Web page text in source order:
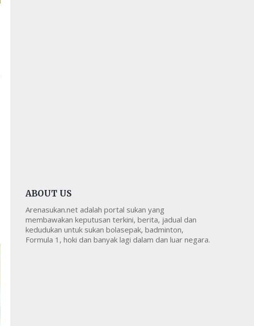
ABOUT US
Arenasukan.net adalah portal sukan yang
membawakan keputusan terkini, berita, jadual dan
kedudukan untuk sukan bolasepak, badminton,
Formula 1, hoki dan banyak lagi dalam dan luar negara.